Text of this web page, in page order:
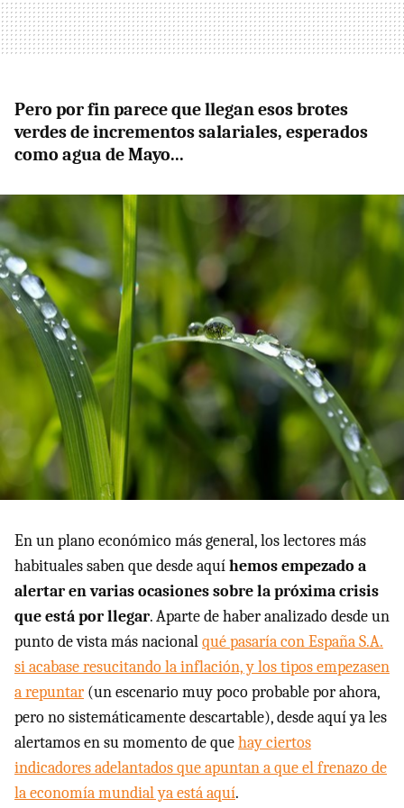
Pero por fin parece que llegan esos brotes
verdes de incrementos salariales, esperados
como agua de Mayo...
En un plano económico más general, los lectores más
habituales saben que desde aquíhemos empezado a
alertar en varias ocasiones sobre la próxima crisis
que está por llegar. Aparte de haber analizado desde un
punto de vista más nacionalqué pasaría con España S.A.
si acabase resucitando la inflación, y los tipos empezasen
a repuntar (un escenario muy poco probable por ahora,
pero no sistemáticamente descartable), desde aquí ya les
alertamos en su momento de quehay ciertos
indicadores adelantados que apuntan a que el frenazo de
la economía mundial ya está aquí.